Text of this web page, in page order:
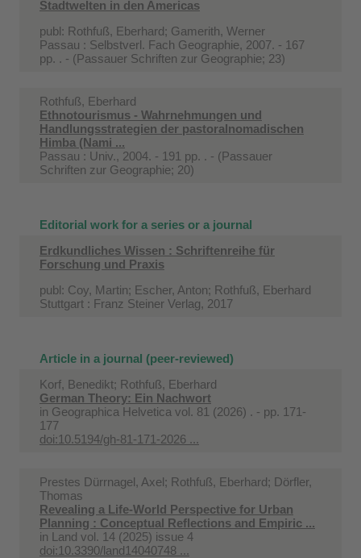
Stadtwelten in den Americas
publ: Rothfuß, Eberhard; Gamerith, Werner
Passau : Selbstverl. Fach Geographie, 2007. - 167
pp. . - (Passauer Schriften zur Geographie; 23)
Rothfuß, Eberhard
Ethnotourismus - Wahrnehmungen und
Handlungsstrategien der pastoralnomadischen
Himba (Nami ...
Passau : Univ., 2004. - 191 pp. . - (Passauer
Schriften zur Geographie; 20)
Editorial work for a series or a journal
Erdkundliches Wissen : Schriftenreihe für
Forschung und Praxis
publ: Coy, Martin; Escher, Anton; Rothfuß, Eberhard
Stuttgart : Franz Steiner Verlag, 2017
Article in a journal (peer-reviewed)
Korf, Benedikt; Rothfuß, Eberhard
German Theory: Ein Nachwort
in Geographica Helvetica vol. 81 (2026) . - pp. 171-
177
doi:10.5194/gh-81-171-2026 ...
Prestes Dürrnagel, Axel; Rothfuß, Eberhard; Dörfler,
Thomas
Revealing a Life-World Perspective for Urban
Planning : Conceptual Reflections and Empiric ...
in Land vol. 14 (2025) issue 4
doi:10.3390/land14040748 ...